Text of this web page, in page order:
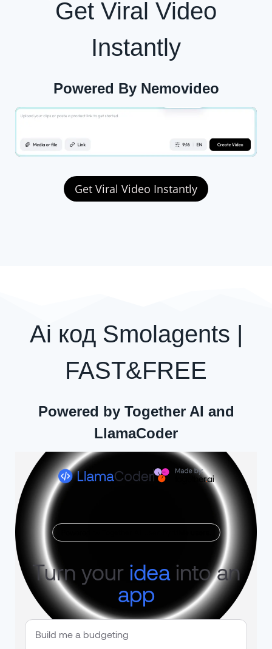
Get Viral Video
Instantly
Powered By Nemovideo
Get Viral Video Instantly
Ai код Smolagents |
FAST&FREE
Powered by Together AI and
LlamaCoder